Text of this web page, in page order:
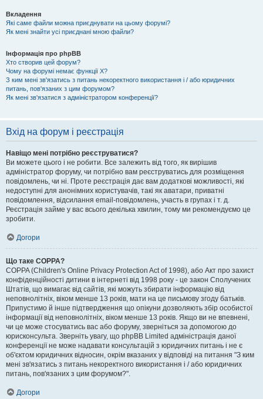
Вкладення
Які саме файли можна приєднувати на цьому форумі?
Як мені знайти усі приєднані мною файли?
Інформація про phpBB
Хто створив цей форум?
Чому на форумі немає функції X?
З ким мені зв'язатись з питань некоректного використання і / або юридичних
питань, пов'язаних з цим форумом?
Як мені зв'язатися з адміністратором конференції?
Вхід на форум і реєстрація
Навіщо мені потрібно реєструватися?
Ви можете цього і не робити. Все залежить від того, як вирішив
адміністратор форуму, чи потрібно вам реєструватись для розміщення
повідомлень, чи ні. Проте реєстрація дає вам додаткові можливості, які
недоступні для анонімних користувачів, такі як аватари, приватні
повідомлення, відсилання email-повідомлень, участь в групах і т. д.
Реєстрація займе у вас всього декілька хвилин, тому ми рекомендуємо це
зробити.
Догори
Що таке COPPA?
COPPA (Children's Online Privacy Protection Act of 1998), або Акт про захист
конфіденційності дитини в інтернеті від 1998 року - це закон Сполучених
Штатів, що вимагає від сайтів, які можуть збирати інформацію від
неповнолітніх, віком менше 13 років, мати на це письмову згоду батьків.
Припустимо й інше підтвердження що опікуни дозволяють збір особистої
інформації від неповнолітніх, віком менше 13 років. Якщо ви не впевнені,
чи це може стосуватись вас або форуму, зверніться за допомогою до
юрисконсульта. Зверніть увагу, що phpBB Limited адміністрація даної
конференції не може надавати консультацій з юридичних питань і не є
об'єктом юридичних відносин, окрім вказаних у відповіді на питання "З ким
мені зв'язатись з питань некоректного використання і / або юридичних
питань, пов'язаних з цим форумом?".
Догори